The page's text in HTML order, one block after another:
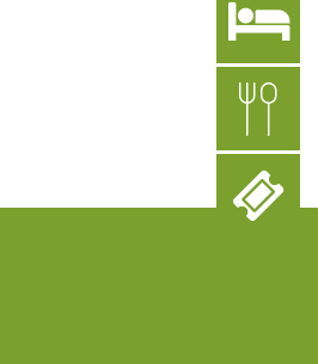
Auszeichnungen &